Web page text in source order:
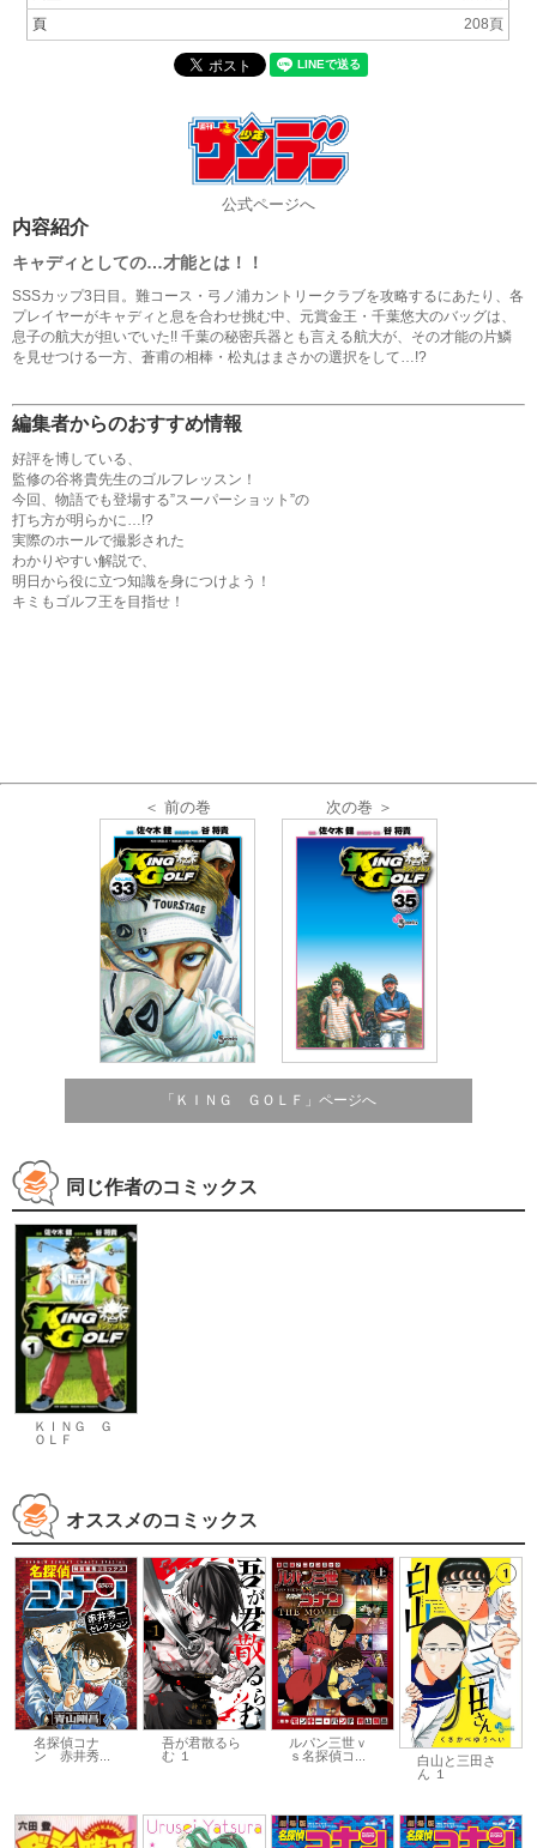
頁
208頁
公式ページへ
内容紹介
キャディとしての…才能とは！！
SSSカップ3日目。難コース・弓ノ浦カントリークラブを攻略するにあたり、各
プレイヤーがキャディと息を合わせ挑む中、元賞金王・千葉悠大のバッグは、
息子の航大が担いでいた!! 千葉の秘密兵器とも言える航大が、その才能の片鱗
を見せつける一方、蒼甫の相棒・松丸はまさかの選択をして…!?
編集者からのおすすめ情報
好評を博している、
監修の谷将貴先生のゴルフレッスン！
今回、物語でも登場する”スーパーショット”の
打ち方が明らかに…!?
実際のホールで撮影された
わかりやすい解説で、
明日から役に立つ知識を身につけよう！
キミもゴルフ王を目指せ！
＜ 前の巻 次の巻 ＞
「ＫＩＮＧ ＧＯＬＦ」ページへ
同じ作者のコミックス
ＫＩＮＧ Ｇ
ＯＬＦ
オススメのコミックス
名探偵コナ
ン 赤井秀...
吾が君散るら
む １
ルパン三世ｖ
ｓ名探偵コ...
白山と三田さ
ん １